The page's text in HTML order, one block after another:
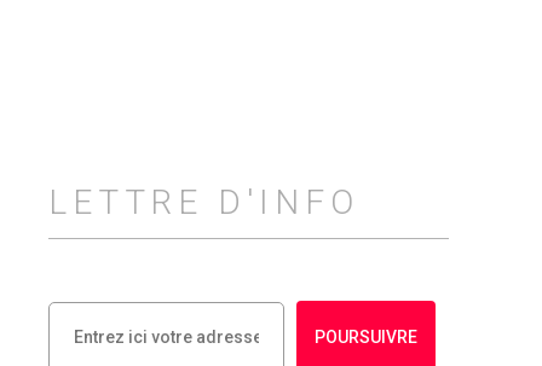
LETTRE D'INFO
POURSUIVRE